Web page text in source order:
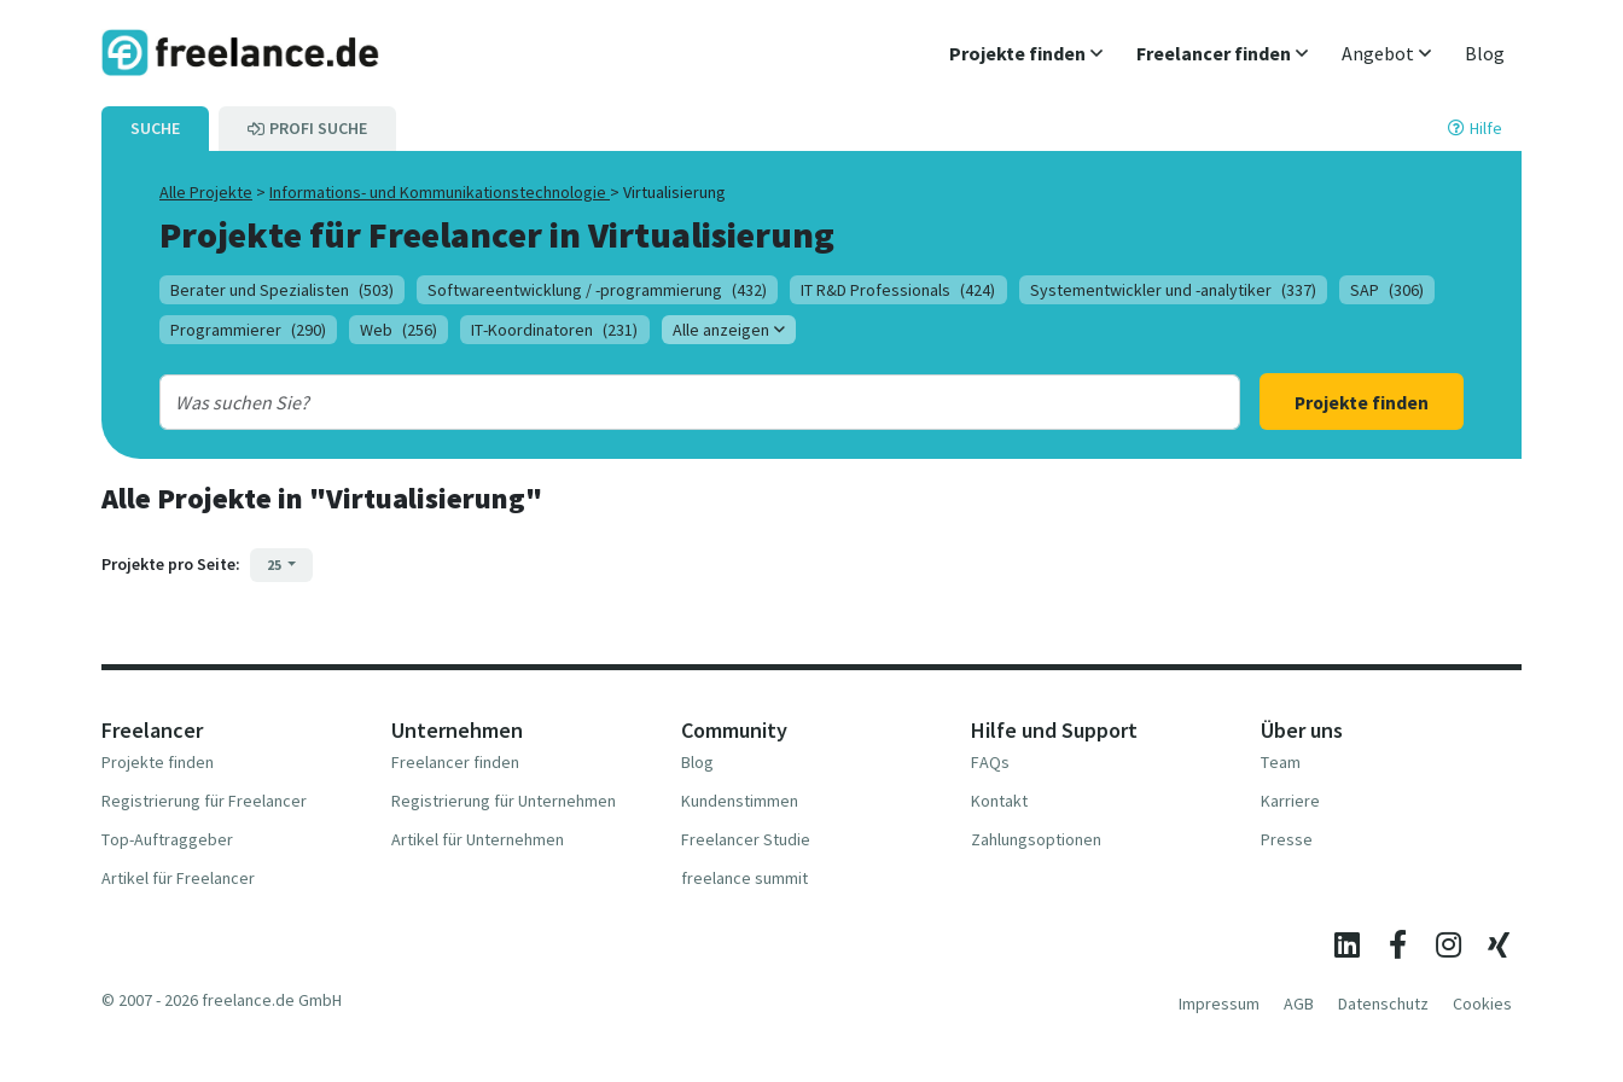
Projekte finden Freelancer finden Angebot Blog
SUCHE PROFI SUCHE Hilfe
Alle Projekte > Informations- und Kommunikationstechnologie > Virtualisierung
Projekte für Freelancer inVirtualisierung
Berater und Spezialisten (503) Softwareentwicklung / -programmierung (432) IT R&D Professionals (424) Systementwickler und -analytiker (337) SAP (306)
Programmierer (290) Web (256) IT-Koordinatoren (231) Alle anzeigen
Projekte finden
Alle Projekte in "Virtualisierung"
Projekte pro Seite: 25
Freelancer
Projekte finden
Registrierung für Freelancer
Top-Auftraggeber
Artikel für Freelancer
Unternehmen
Freelancer finden
Registrierung für Unternehmen
Artikel für Unternehmen
Community
Blog
Kundenstimmen
Freelancer Studie
freelance summit
Hilfe und Support
FAQs
Kontakt
Zahlungsoptionen
Über uns
Team
Karriere
Presse
Impressum AGB Datenschutz Cookies
© 2007 - 2026 freelance.de GmbH